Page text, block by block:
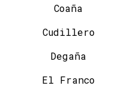
Coaña
Cudillero
Degaña
El Franco